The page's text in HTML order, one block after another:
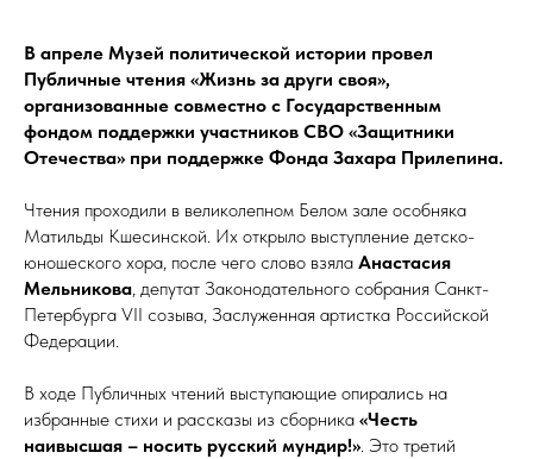
В апреле Музей политической истории провел
Публичные чтения «Жизнь за други своя»,
организованные совместно с Государственным
фондом поддержки участников СВО «Защитники
Отечества» при поддержке Фонда Захара Прилепина.
Чтения проходили в великолепном Белом зале особняка
Матильды Кшесинской. Их открыло выступление детско-
юношеского хора, после чего слово взяла Анастасия
Мельникова, депутат Законодательного собрания Санкт-
Петербурга VII созыва, Заслуженная артистка Российской
Федерации.
В ходе Публичных чтений выступающие опирались на
избранные стихи и рассказы из сборника «Честь
наивысшая – носить русский мундир!». Это третий